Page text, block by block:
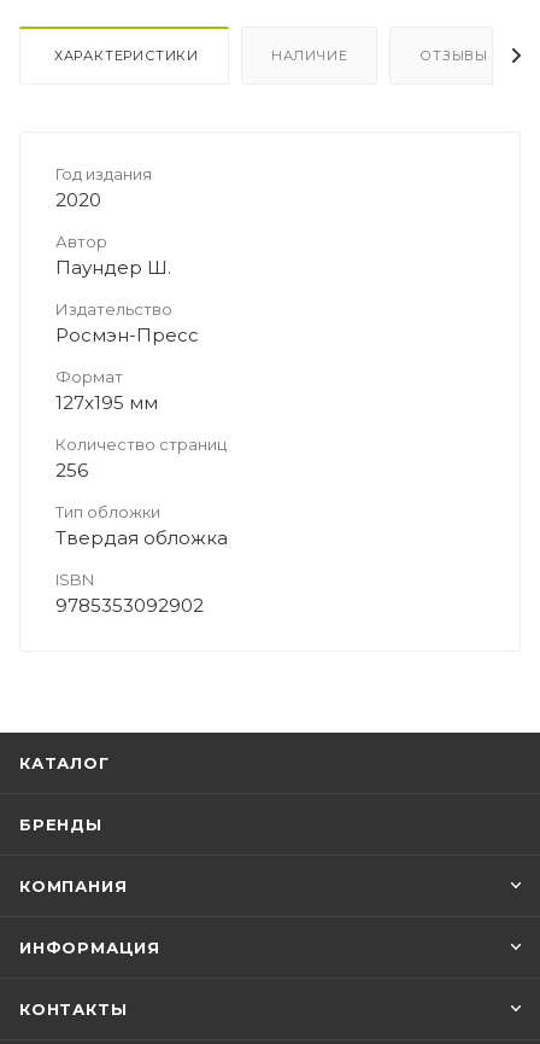
ХАРАКТЕРИСТИКИ НАЛИЧИЕ ОТЗЫВЫ
Год издания
2020
Автор
Паундер Ш.
Издательство
Росмэн-Пресс
Формат
127x195 мм
Количество страниц
256
Тип обложки
Твердая обложка
ISBN
9785353092902
КАТАЛОГ
БРЕНДЫ
КОМПАНИЯ
ИНФОРМАЦИЯ
КОНТАКТЫ